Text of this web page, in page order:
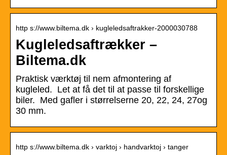
http s://www.biltema.dk › kugleledsaftrakker-2000030788
Kugleledsaftrækker –
Biltema.dk
Praktisk værktøj til nem afmontering af
kugleled. Let at få det til at passe til forskellige
biler. Med gafler i størrelserne 20, 22, 24, 27og
30 mm.
http s://www.biltema.dk › varktoj › handvarktoj › tanger